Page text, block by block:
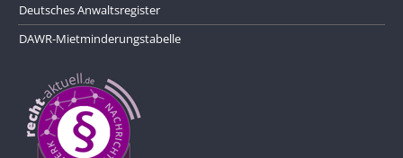
Deutsches Anwaltsregister
DAWR-Mietminderungstabelle